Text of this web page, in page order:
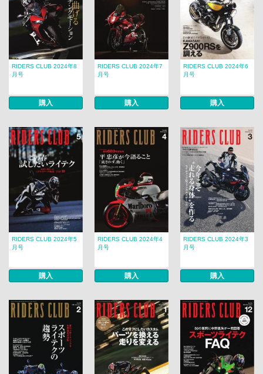
RIDERS CLUB 2024年8
月号
購入
RIDERS CLUB 2024年7
月号
購入
RIDERS CLUB 2024年6
月号
購入
RIDERS CLUB 2024年5
月号
購入
RIDERS CLUB 2024年4
月号
購入
RIDERS CLUB 2024年3
月号
購入